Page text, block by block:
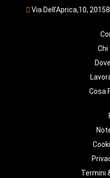
Via Dell’Aprica,10,
Chi
Cosa
Termini